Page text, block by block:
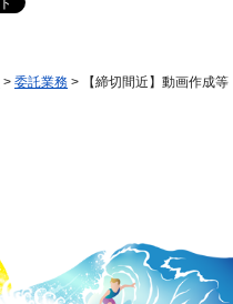
> 委託業務 > 【締切間近】動画作成等